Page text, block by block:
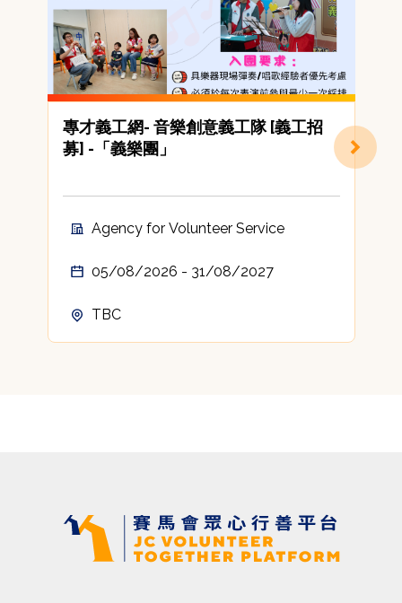
專才義工網- 音樂創意義工隊 [義工招
募] -「義樂團」
Agency for Volunteer Service
05/08/2026 - 31/08/2027
TBC